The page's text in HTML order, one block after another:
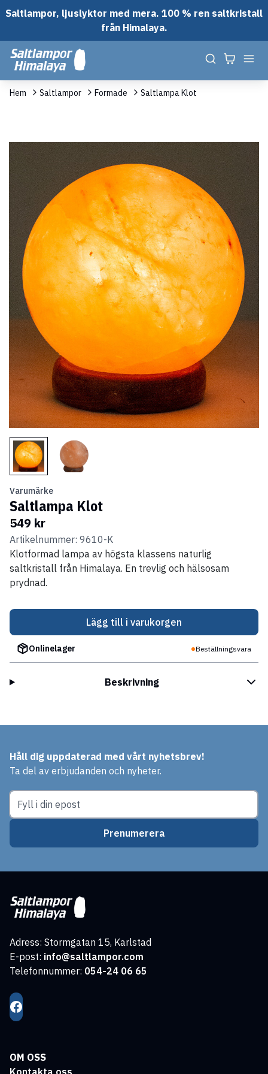
Saltlampor, ljuslyktor med mera. 100 % ren saltkristall
från Himalaya.
Hem Saltlampor Formade Saltlampa Klot
Varumärke
Saltlampa Klot
549 kr
Artikelnummer: 9610-K
Klotformad lampa av högsta klassens naturlig
saltkristall från Himalaya. En trevlig och hälsosam
prydnad.
Lägg till i varukorgen
Onlinelager Beställningsvara
Beskrivning
Håll dig uppdaterad med vårt nyhetsbrev!
Ta del av erbjudanden och nyheter.
Prenumerera
Adress: Stormgatan 15, Karlstad
E-post: info@saltlampor.com
Telefonnummer: 054-24 06 65
OM OSS
Kontakta oss